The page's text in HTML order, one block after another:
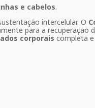
e cabelos.
intercelular. O
para a recuperação
corporais completa e